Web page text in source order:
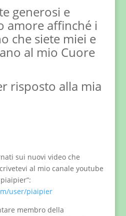
generosi e
amore affinché i
che siete miei e
al mio Cuore
risposto alla mia
sui nuovi video che
al mio canale youtube
piaipier”:
user/piaipier
membro della